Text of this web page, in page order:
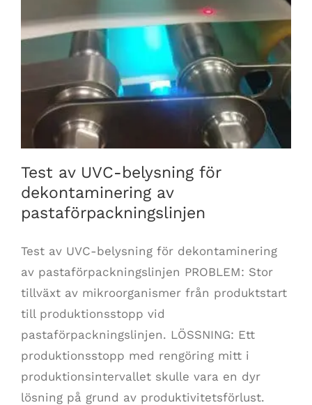
Test av UVC-belysning för dekontaminering av
pastaförpackningslinjen
Test av UVC-belysning för
dekontaminering av
pastaförpackningslinjen
Test av UVC-belysning för dekontaminering
av pastaförpackningslinjen PROBLEM: Stor
tillväxt av mikroorganismer från produktstart
till produktionsstopp vid
pastaförpackningslinjen. LÖSSNING: Ett
produktionsstopp med rengöring mitt i
produktionsintervallet skulle vara en dyr
lösning på grund av produktivitetsförlust.